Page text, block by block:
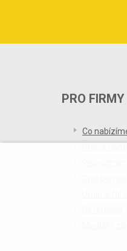
PRO FIRMY
Co